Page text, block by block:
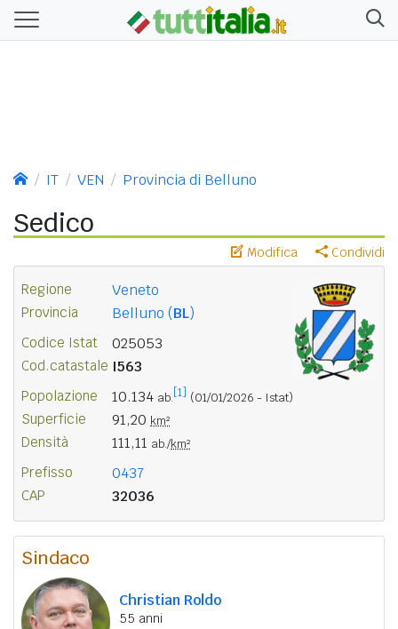
IT VEN Provincia di Belluno
Sedico
Modifica Condividi
Regione Veneto
Provincia Belluno (BL)
Codice Istat 025053
Cod.catastale I563
Popolazione 10.134 ab. [1] (01/01/2026 - Istat)
Superficie 91,20 km²
Densità 111,11 ab./km²
Prefisso 0437
CAP 32036
Sindaco
Christian Roldo
55 anni